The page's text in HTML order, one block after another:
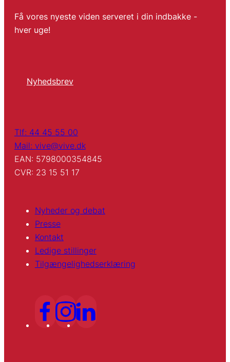
Få vores nyeste viden serveret i din indbakke -
hver uge!
Nyhedsbrev
Tlf: 44 45 55 00
Mail: vive@vive.dk
EAN: 5798000354845
CVR: 23 15 51 17
Nyheder og debat
Presse
Kontakt
Ledige stillinger
Tilgængelighedserklæring